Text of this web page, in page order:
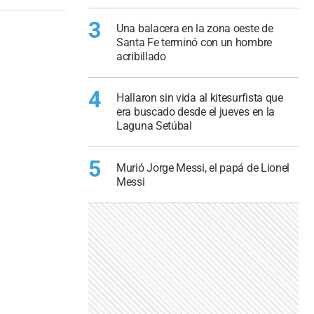
3
Una balacera en la zona oeste de
Santa Fe terminó con un hombre
acribillado
4
Hallaron sin vida al kitesurfista que
era buscado desde el jueves en la
Laguna Setúbal
5
Murió Jorge Messi, el papá de Lionel
Messi